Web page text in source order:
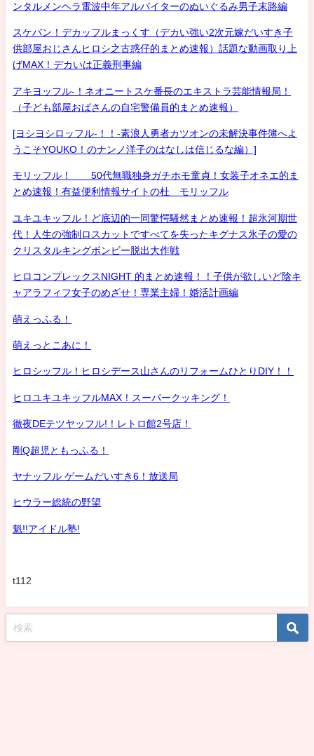
ンタルメンヘラ電波中年アルバイターのぬいぐるみ男子末路編
スケバン！デカッフルまっくす（デカい強い2次元嫁だいすき子
供部屋おじさんヒロシ之古惑仔的まとめ速報）話題な動画取り上
げMAX！デカいは正義刑事編
アキヨッフル-！ネオニートスケ番長のエキストラ芸能情報局！
（子ども部屋おばさんの自宅警備員的まとめ速報）
[ヨシヨシロッフル-！！-素浪人勇者カツオンの未解決事件簿へよ
うこそYOUKO！のナンノ洋子のはなしは信じるな編）]
モリッフル！ 50代無職独身ガチホモ童貞！女装子オネエ的ま
とめ速報！有益便利情報サイトの杜 モリッフル
ユキユキッフル！ど底辺的一同驚愕騒然まとめ速報！超氷河期世
代！人生の強制ロスカットですべてを失ったキグナス氷子の愛の
クリスタルキングボンビー脱出大作戦
ヒロコンプレックスNIGHT 的まとめ速報！！子供が欲しいど陰キ
ャアラフィフ女子のめざせ！専業主婦！婚活計画編
萌えっふる！
萌えっとこあに！
ヒロシッフル！ヒロシデース山さんのリフォームひとりDIY！！
ヒロユキユキッフルMAX！スーパークッキング！
徹夜DEテツヤッフル!！レトロ館2号店！
剛Q超児ともっふる！
ヤナッフル ゲームだいすき6！放送局
ヒウラー総統の野望
魁!!アイドル塾!
t112